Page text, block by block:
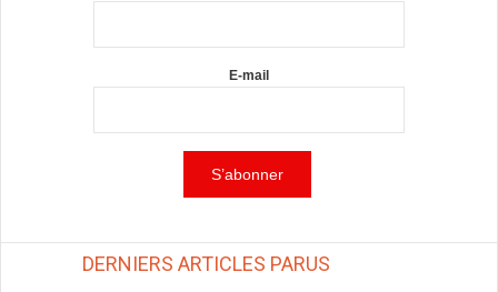
E-mail
DERNIERS ARTICLES PARUS